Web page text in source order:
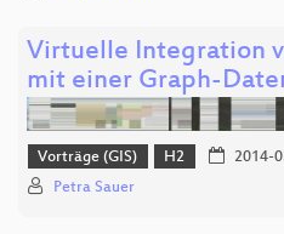
Virtuelle Integration
mit einer Graph-
Vorträge (GIS) H2 2014-
Petra Sauer